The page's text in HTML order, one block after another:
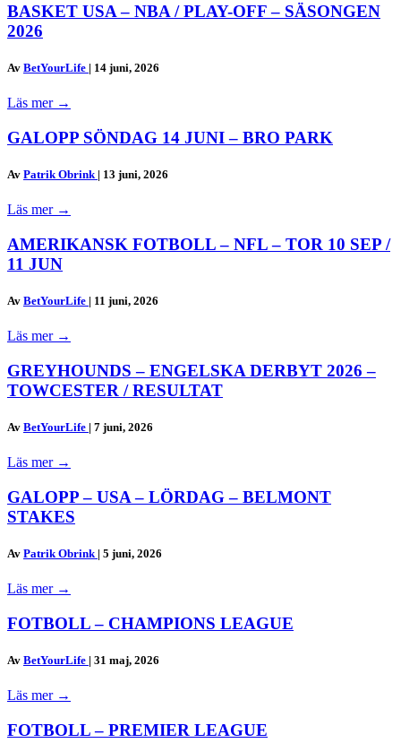
BASKET USA – NBA / PLAY-OFF – SÄSONGEN
2026
Av BetYourLife | 14 juni, 2026
Läs mer →
GALOPP SÖNDAG 14 JUNI – BRO PARK
Av Patrik Obrink | 13 juni, 2026
Läs mer →
AMERIKANSK FOTBOLL – NFL – TOR 10 SEP /
11 JUN
Av BetYourLife | 11 juni, 2026
Läs mer →
GREYHOUNDS – ENGELSKA DERBYT 2026 –
TOWCESTER / RESULTAT
Av BetYourLife | 7 juni, 2026
Läs mer →
GALOPP – USA – LÖRDAG – BELMONT
STAKES
Av Patrik Obrink | 5 juni, 2026
Läs mer →
FOTBOLL – CHAMPIONS LEAGUE
Av BetYourLife | 31 maj, 2026
Läs mer →
FOTBOLL – PREMIER LEAGUE